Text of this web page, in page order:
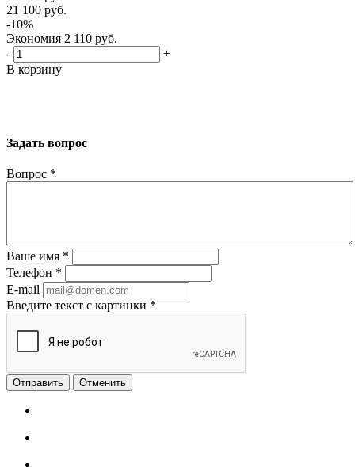
21 100 руб.
-10%
Экономия 2 110 руб.
-
+
В корзину
Задать вопрос
Вопрос *
Ваше имя *
Телефон *
E-mail
Введите текст с картинки *
Отменить